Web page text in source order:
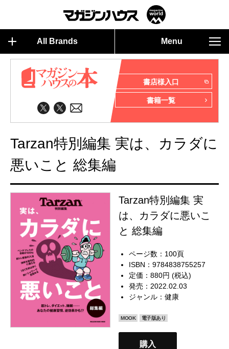
All Brands Menu
書店様入口
書籍一覧
Tarzan特別編集 実は、カラダに
悪いこと 総集編
Tarzan特別編集 実
は、カラダに悪いこ
と 総集編
ページ数：100頁
ISBN：9784838755257
定価：880円 (税込)
発売：2022.02.03
ジャンル：健康
MOOK 電子版あり
購入